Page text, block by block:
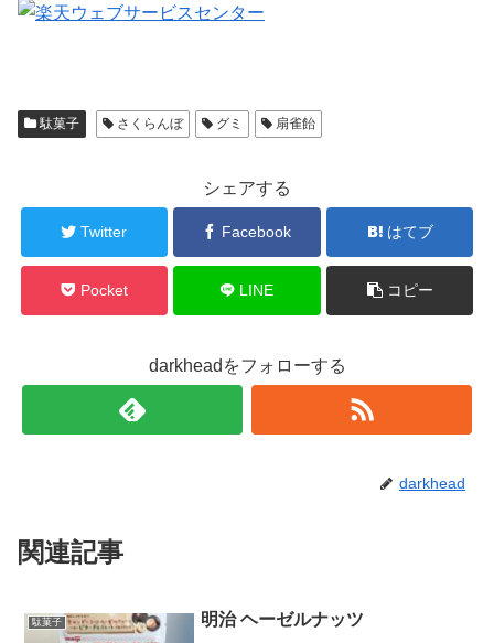
駄菓子 さくらんぼ グミ 扇雀飴
シェアする
Twitter Facebook はてブ
Pocket LINE コピー
darkheadをフォローする
darkhead
関連記事
駄菓子 明治 ヘーゼルナッツ